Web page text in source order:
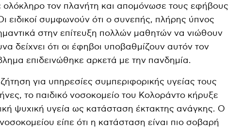
ολόκληρο τον πλανήτη και απομόνωσε τους εφήβους
ειδικοί συμφωνούν ότι ο συνεπής, πλήρης ύπνος
στην επίτευξη πολλών μαθητών να νιώθουν
δείχνει ότι οι έφηβοι υποβαθμίζουν αυτόν τον
επιδεινώθηκε αρκετά με την πανδημία.
για υπηρεσίες συμπεριφορικής υγείας τους
το παιδικό νοσοκομείο του Κολοράντο κήρυξε
ψυχική υγεία ως κατάσταση έκτακτης ανάγκης. Ο
είπε ότι η κατάσταση είναι πιο σοβαρή